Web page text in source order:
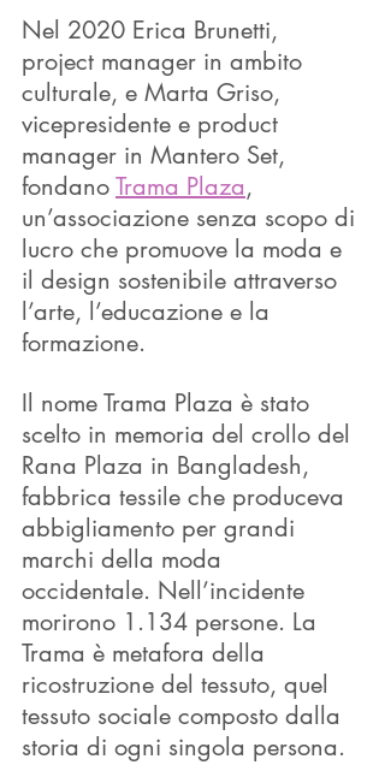
Nel 2020 Erica Brunetti,
project manager in ambito
culturale, e Marta Griso,
vicepresidente e product
manager in Mantero Set,
fondano Trama Plaza,
un’associazione senza scopo di
lucro che promuove la moda e
il design sostenibile attraverso
l’arte, l’educazione e la
formazione.
Il nome Trama Plaza è stato
scelto in memoria del crollo del
Rana Plaza in Bangladesh,
fabbrica tessile che produceva
abbigliamento per grandi
marchi della moda
occidentale. Nell’incidente
morirono 1.134 persone. La
Trama è metafora della
ricostruzione del tessuto, quel
tessuto sociale composto dalla
storia di ogni singola persona.